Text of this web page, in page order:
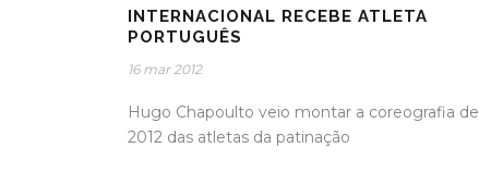
INTERNACIONAL RECEBE ATLETA
PORTUGUÊS
16 mar 2012
Hugo Chapoulto veio montar a coreografia de
2012 das atletas da patinação